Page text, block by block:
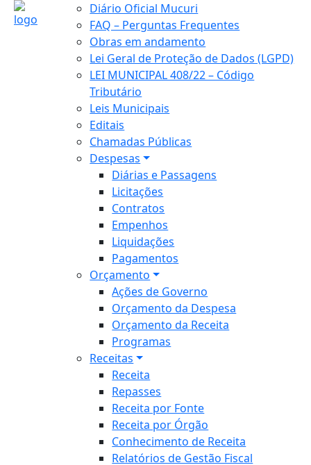
Diário Oficial Mucuri
FAQ – Perguntas Frequentes
Obras em andamento
Lei Geral de Proteção de Dados (LGPD)
LEI MUNICIPAL 408/22 – Código
Tributário
Leis Municipais
Editais
Chamadas Públicas
Despesas
Diárias e Passagens
Licitações
Contratos
Empenhos
Liquidações
Pagamentos
Orçamento
Ações de Governo
Orçamento da Despesa
Orçamento da Receita
Programas
Receitas
Receita
Repasses
Receita por Fonte
Receita por Órgão
Conhecimento de Receita
Relatórios de Gestão Fiscal